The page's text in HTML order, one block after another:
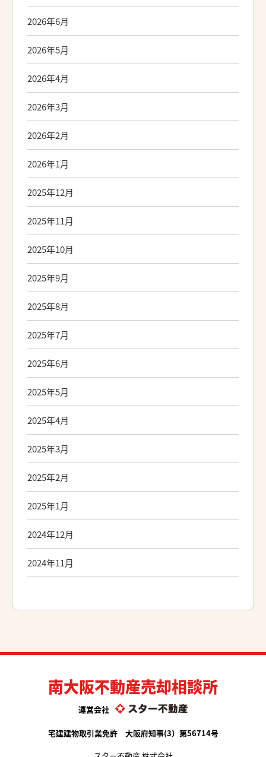
2026年6月
2026年5月
2026年4月
2026年3月
2026年2月
2026年1月
2025年12月
2025年11月
2025年10月
2025年9月
2025年8月
2025年7月
2025年6月
2025年5月
2025年4月
2025年3月
2025年2月
2025年1月
2024年12月
2024年11月
南大阪不動産売却相談所
運営会社
宅建建物取引業免許 大阪府知事(3）第56714号